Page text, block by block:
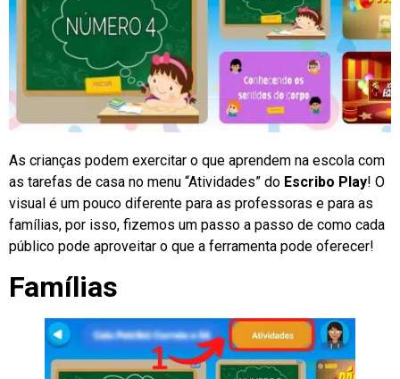
As crianças podem exercitar o que aprendem na escola com
as tarefas de casa no menu “Atividades” do Escribo Play! O
visual é um pouco diferente para as professoras e para as
famílias, por isso, fizemos um passo a passo de como cada
público pode aproveitar o que a ferramenta pode oferecer!
Famílias